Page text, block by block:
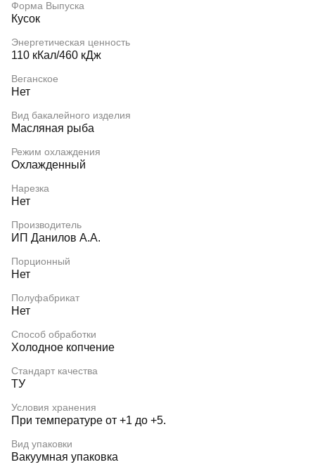
Форма Выпуска
Кусок
Энергетическая ценность
110 кКал/460 кДж
Веганское
Нет
Вид бакалейного изделия
Масляная рыба
Режим охлаждения
Охлажденный
Нарезка
Нет
Производитель
ИП Данилов А.А.
Порционный
Нет
Полуфабрикат
Нет
Способ обработки
Холодное копчение
Стандарт качества
ТУ
Условия хранения
При температуре от +1 до +5.
Вид упаковки
Вакуумная упаковка